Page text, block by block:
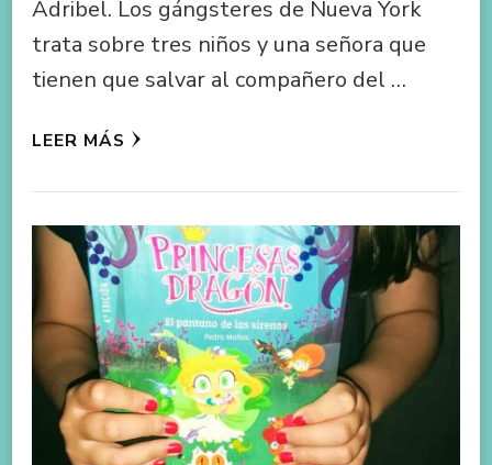
Adribel. Los gángsteres de Nueva York
trata sobre tres niños y una señora que
tienen que salvar al compañero del …
LEER MÁS